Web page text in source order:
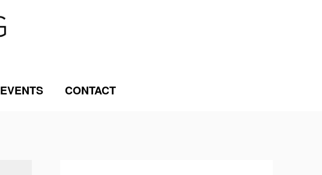
EVENTS CONTACT